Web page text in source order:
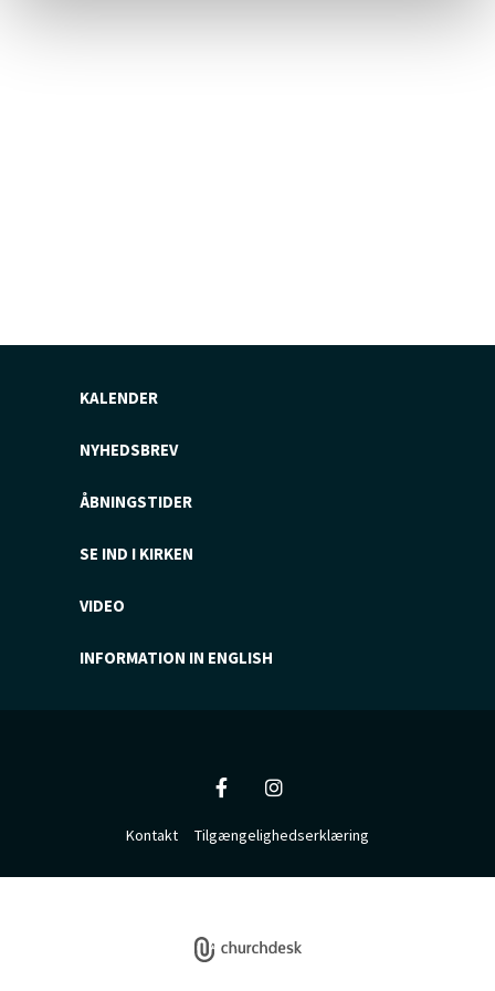
KALENDER
NYHEDSBREV
ÅBNINGSTIDER
SE IND I KIRKEN
VIDEO
INFORMATION IN ENGLISH
Kontakt Tilgængelighedserklæring